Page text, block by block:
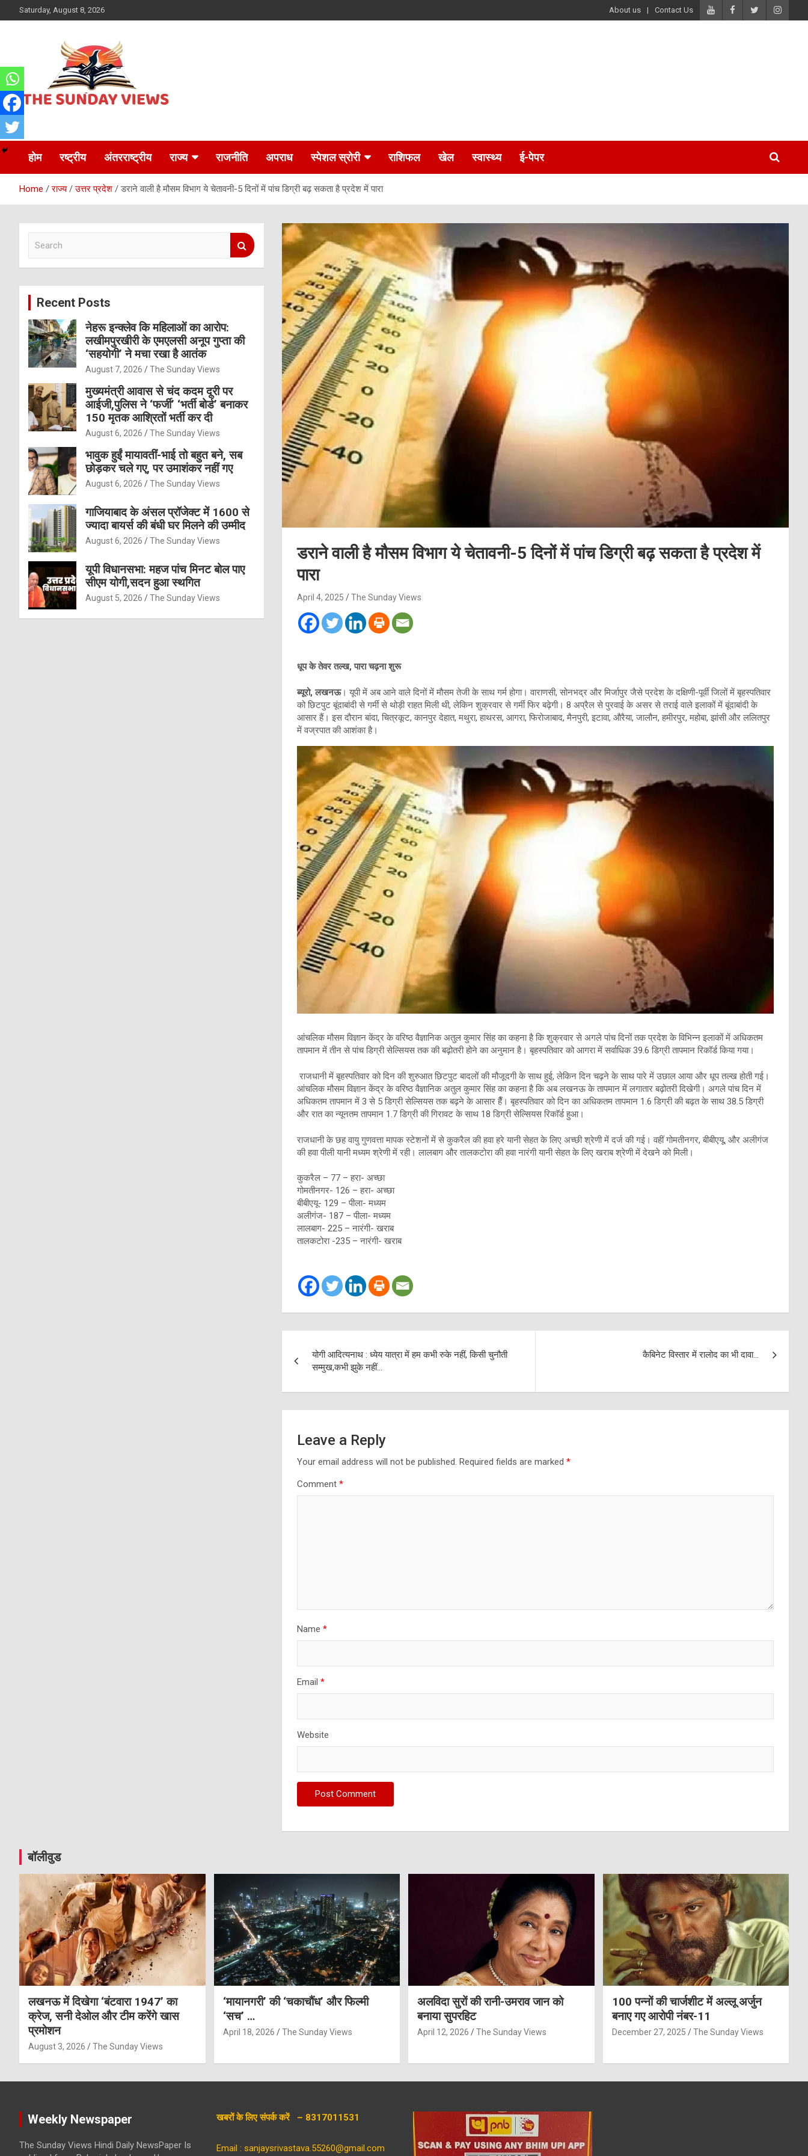
to
Saturday, August 8, 2026 About us Contact Us
The Sunday views
होम रष्ट्रीय अंतरराष्ट्रीय राज्य राजनीति अपराध स्पेशल स्रोरी राशिफल खेल स्वास्थ्य ई-पेपर
Home राज्य उत्तर प्रदेश डराने वाली है मौसम विभाग ये चेतावनी-5 दिनों में पांच डिग्री बढ़ सकता है प्रदेश में पारा
डराने वाली है मौसम विभाग ये चेतावनी-5 दिनों में पांच डिग्री बढ़ सकता है प्रदेश में
पारा
April 4, 2025 The Sunday Views
धूप के तेवर तल्ख, पारा चढ़ना शुरू
ब्यूरो, लखनऊ। यूपी में अब आने वाले दिनों में मौसम तेजी के साथ गर्म होगा। वाराणसी, सोनभद्र और मिर्जापुर जैसे प्रदेश के दक्षिणी-पूर्वी जिलों में बृहस्पतिवार
को छिटपुट बूंदाबांदी से गर्मी से थोड़ी राहत मिली थी, लेकिन शुक्रवार से गर्मी फिर बढ़ेगी। 8 अप्रैल से पुरवाई के असर से तराई वाले इलाकों में बूंदाबांदी के
आसार हैं। इस दौरान बांदा, चित्रकूट, कानपुर देहात, मथुरा, हाथरस, आगरा, फिरोजाबाद, मैनपुरी, इटावा, औरैया, जालौन, हमीरपुर, महोबा, झांसी और ललितपुर
में वज्रपात की आशंका है।
आंचलिक मौसम विज्ञान केंद्र के वरिष्ठ वैज्ञानिक अतुल कुमार सिंह का कहना है कि शुक्रवार से अगले पांच दिनों तक प्रदेश के विभिन्न इलाकों में अधिकतम
तापमान में तीन से पांच डिग्री सेल्सियस तक की बढ़ोतरी होने का अनुमान है। बृहस्पतिवार को आगरा में सर्वाधिक 39.6 डिग्री तापमान रिकॉर्ड किया गया।
राजधानी में बृहस्पतिवार को दिन की शुरुआत छिटपुट बादलों की मौजूदगी के साथ हुई, लेकिन दिन चढ़ने के साथ पारे में उछाल आया और धूप तल्ख होती गई।
आंचलिक मौसम विज्ञान केंद्र के वरिष्ठ वैज्ञानिक अतुल कुमार सिंह का कहना है कि अब लखनऊ के तापमान में लगातार बढ़ोतरी दिखेगी। अगले पांच दिन में
अधिकतम तापमान में 3 से 5 डिग्री सेल्सियस तक बढ़ने के आसार हैँ। बृहस्पतिवार को दिन का अधिकतम तापमान 1.6 डिग्री की बढ़त के साथ 38.5 डिग्री
और रात का न्यूनतम तापमान 1.7 डिग्री की गिरावट के साथ 18 डिग्री सेल्सियस रिकाॅर्ड हुआ।
राजधानी के छह वायु गुणवत्ता मापक स्टेशनों में से कुकरैल की हवा हरे यानी सेहत के लिए अच्छी श्रेणी में दर्ज की गई। वहीं गोमतीनगर, बीबीएयू, और अलीगंज
की हवा पीली यानी मध्यम श्रेणी में रही। लालबाग और तालकटोरा की हवा नारंगी यानी सेहत के लिए खराब श्रेणी में देखने को मिली।
कुकरैल – 77 – हरा- अच्छा
गोमतीनगर- 126 – हरा- अच्छा
बीबीएयू- 129 – पीला- मध्यम
अलीगंज- 187 – पीला- मध्यम
लालबाग- 225 – नारंगी- खराब
तालकटोरा -235 – नारंगी- खराब
navigation
योगी आदित्यनाथ : ध्येय यात्रा में हम कभी रुके नहीं, किसी चुनौती
सम्मुख,कभी झुके नहीं…
कैबिनेट विस्तार में रालोद का भी दावा…
Leave a Reply
Your email address will not be published. Required fields are marked *
Comment *
Name *
Email *
Website
c
Recent Posts
नेहरू इन्क्लेव कि महिलाओं का आरोप:
लखीमपुरखीरी के एमएलसी अनूप गुप्ता की
‘सहयोगी’ ने मचा रखा है आतंक
August 7, 2026 The Sunday Views
मुख्यमंत्री आवास से चंद कदम दूरी पर
आईजी,पुलिस ने ‘फर्जी’ ‘भर्ती बोर्ड’ बनाकर
150 मृतक आश्रितों भर्ती कर दी
August 6, 2026 The Sunday Views
भावुक हुईं मायावतीं-भाई तो बहुत बने, सब
छोड़कर चले गए, पर उमाशंकर नहीं गए
August 6, 2026 The Sunday Views
गाजियाबाद के अंसल प्रॉजेक्ट में 1600 से
ज्यादा बायर्स की बंधी घर मिलने की उम्मीद
August 6, 2026 The Sunday Views
यूपी विधानसभा: महज पांच मिनट बोल पाए
सीएम योगी,सदन हुआ स्थगित
August 5, 2026 The Sunday Views
बॉलीवुड
लखनऊ में दिखेगा ‘बंटवारा 1947’ का
क्रेज, सनी देओल और टीम करेंगे खास
प्रमोशन
August 3, 2026 The Sunday Views
‘मायानगरी’ की ‘चकाचौंध’ और फिल्मी
‘सच’ …
April 18, 2026 The Sunday Views
अलविदा सुरों की रानी-उमराव जान को
बनाया सुपरहिट
April 12, 2026 The Sunday Views
100 पन्नों की चार्जशीट में अल्लू अर्जुन
बनाए गए आरोपी नंबर-11
December 27, 2025 The Sunday Views
Weekly Newspaper
The Sunday Views Hindi Daily NewsPaper Is
खबरों के लिए संपर्क करें – 8317011531
Email : sanjaysrivastava.55260@gmail.com